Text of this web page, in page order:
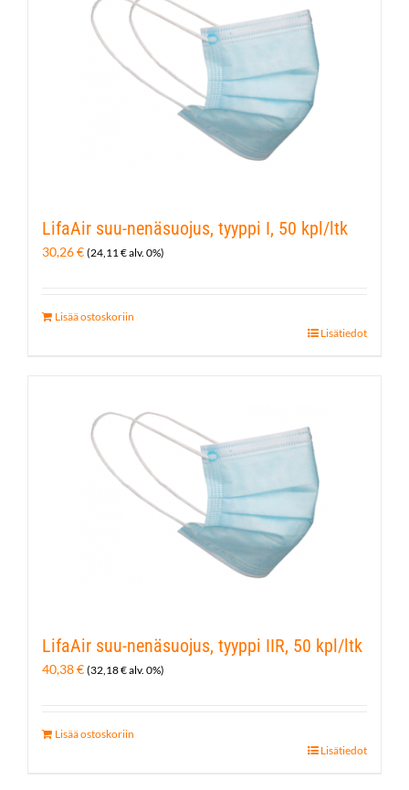
LifaAir suu-nenäsuojus, tyyppi I, 50 kpl/ltk
30,26€ (24,11 €alv. 0%)
Lisää ostoskoriin
Lisätiedot
LifaAir suu-nenäsuojus, tyyppi IIR, 50 kpl/ltk
40,38€ (32,18€alv. 0%)
Lisää ostoskoriin
Lisätiedot